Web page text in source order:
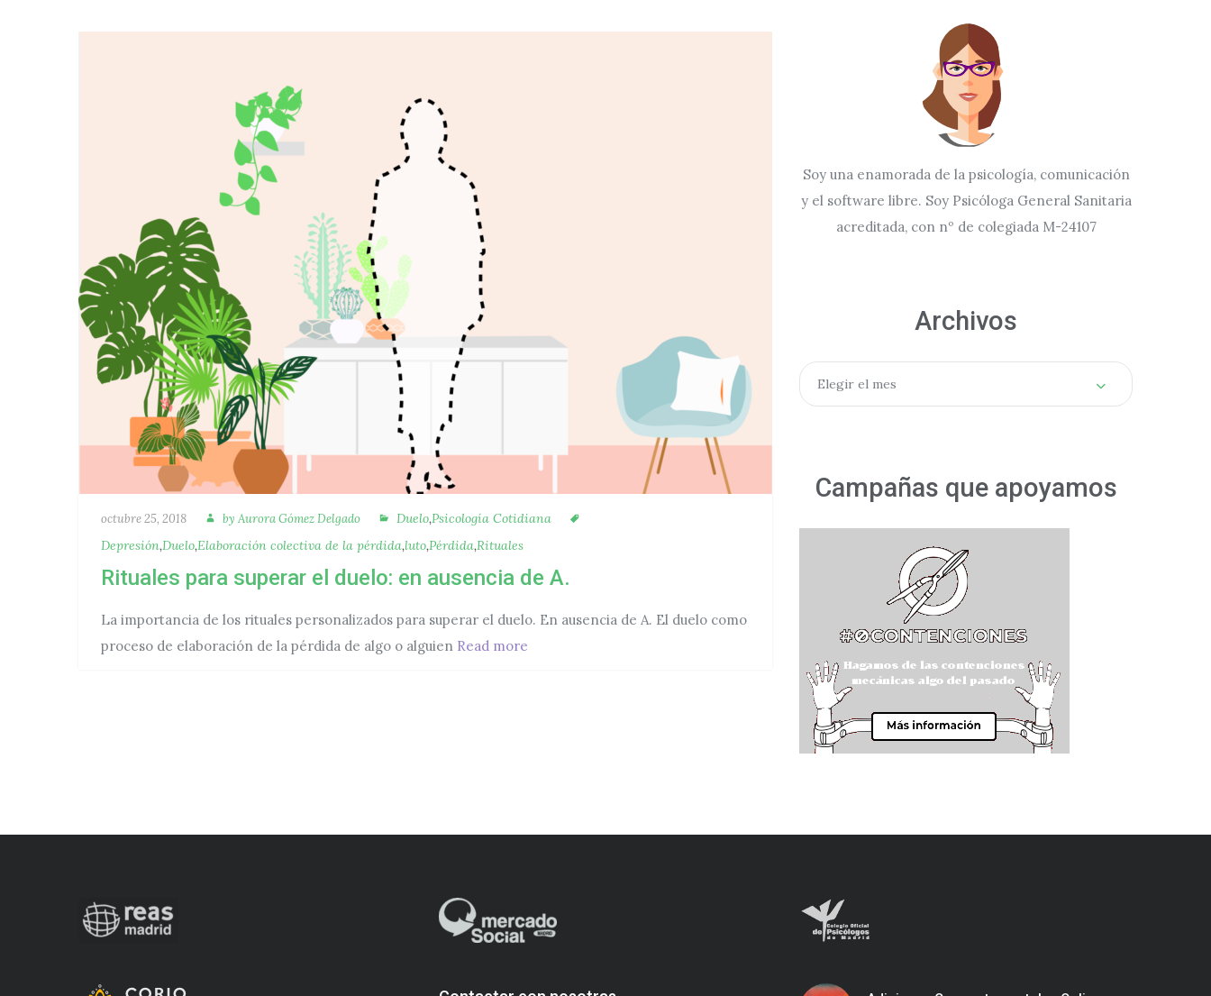
Publicado
octubre 25, 2018 Autora
by Aurora Gómez Delgado Categorías
Duelo,Psicología Cotidiana
Depresión,Duelo,Elaboración colectiva de la pérdida,luto,Pérdida,Rituales
Rituales para superar el duelo: en ausencia de A.
La importancia de los rituales personalizados para superar el duelo. En ausencia de A. El duelo como
proceso de elaboración de la pérdida de algo o alguien Read more
Soy una enamorada de la psicología, comunicación
y el software libre. Soy Psicóloga General Sanitaria
acreditada, con nº de colegiada M-24107
Archivos
Archivos
Elegir el mes
Campañas que apoyamos